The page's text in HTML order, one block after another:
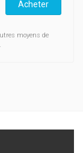
Acheter
moyens de